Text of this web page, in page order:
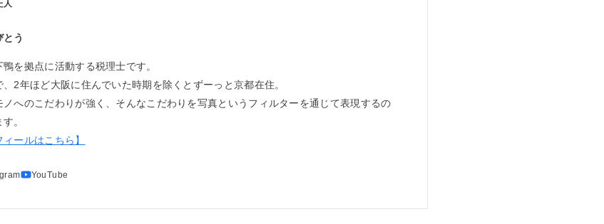
う
を拠点に活動する税理士です。
2年ほど大阪に住んでいた時期を除くとずーっと京都在住。
ノへのこだわりが強く、そんなこだわりを写真というフィルターを通じて表現するの
。
ィールはこちら】